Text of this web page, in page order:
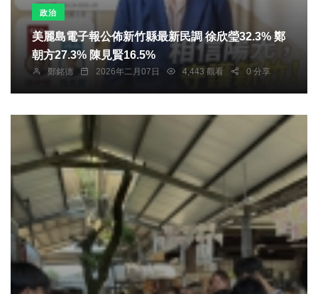
政治
美麗島電子報公佈新竹縣最新民調 徐欣瑩32.3% 鄭
朝方27.3% 陳見賢16.5%
鄭銘德 2026年二月07日 4,443 觀看 0 分享